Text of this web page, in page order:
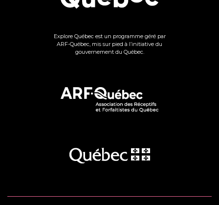
Explore Québec est un programme géré par
ARF-Québec, mis sur pied à l’initiative du
gouvernement du Québec.